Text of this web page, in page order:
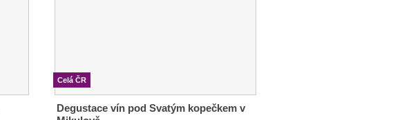
Celá ČR
Degustace vín pod Svatým kopečkem v